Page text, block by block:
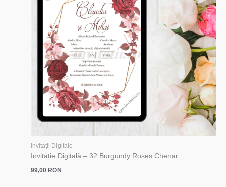
Invitații Digitale
Invitație Digitală – 32 Burgundy Roses Chenar
99,00 RON